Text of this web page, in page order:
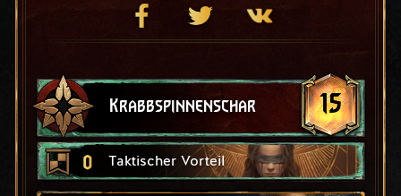
Krabbspinnenschar 15
0 Taktischer Vorteil